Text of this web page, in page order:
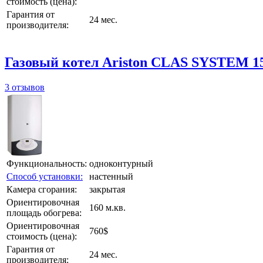
Гарантия от
производителя:
24 мес.
Газовый котел Ariston CLAS SYSTEM
3 отзывов
Функциональность: одноконтурный
Способ установки:
настенный
Камера сгорания:
закрытая
Ориентировочная
площадь обогрева:
160 м.кв.
Ориентировочная
стоимость (цена):
760$
Гарантия от
производителя:
24 мес.